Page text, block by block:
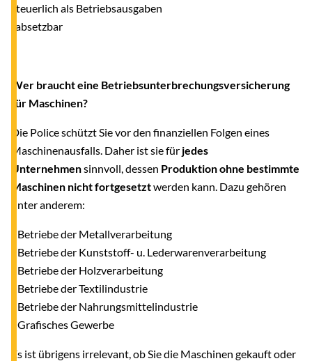
steuerlich als Betriebsausgaben
absetzbar
Wer braucht eine Betriebsunterbrechungsversicherung
für Maschinen?
Die Police schützt Sie vor den finanziellen Folgen eines
Maschinenausfalls. Daher ist sie für jedes
Unternehmensinnvoll, dessen Produktion ohne bestimmte
Maschinen nicht fortgesetztwerden kann. Dazu gehören
unter anderem:
- Betriebe der Metallverarbeitung
- Betriebe der Kunststoff- u. Lederwarenverarbeitung
- Betriebe der Holzverarbeitung
- Betriebe der Textilindustrie
- Betriebe der Nahrungsmittelindustrie
- Grafisches Gewerbe
Es ist übrigens irrelevant, ob Sie die Maschinen gekauft oder